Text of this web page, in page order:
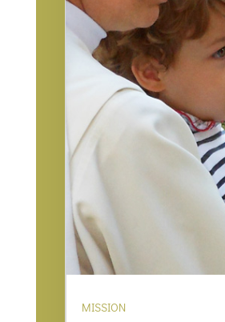
MISSION